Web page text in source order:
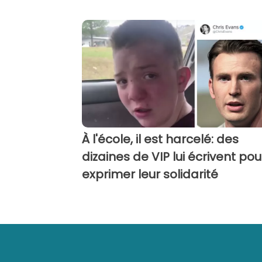
À l'école, il est harcelé: des
dizaines de VIP lui écrivent
exprimer leur solidarité